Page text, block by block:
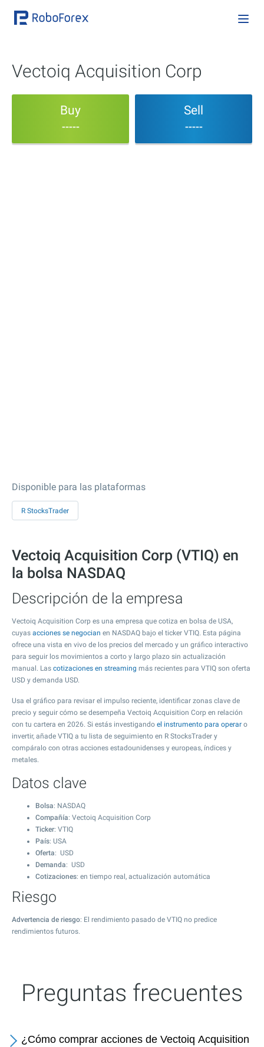
Vectoiq Acquisition Corp
Buy
-----
Sell
-----
Disponible para las plataformas
R StocksTrader
Vectoiq Acquisition Corp (VTIQ) en
la bolsa NASDAQ
Descripción de la empresa
Vectoiq Acquisition Corp es una empresa que cotiza en bolsa de USA,
cuyas acciones se negocian en NASDAQ bajo el ticker VTIQ. Esta página
ofrece una vista en vivo de los precios del mercado y un gráfico interactivo
para seguir los movimientos a corto y largo plazo sin actualización
manual. Las cotizaciones en streaming más recientes para VTIQ son oferta
USD y demanda USD.
Usa el gráfico para revisar el impulso reciente, identificar zonas clave de
precio y seguir cómo se desempeña Vectoiq Acquisition Corp en relación
con tu cartera en 2026. Si estás investigando el instrumento para operar o
invertir, añade VTIQ a tu lista de seguimiento en R StocksTrader y
compáralo con otras acciones estadounidenses y europeas, índices y
metales.
Datos clave
Bolsa: NASDAQ
Compañía: Vectoiq Acquisition Corp
Ticker: VTIQ
País: USA
Oferta: USD
Demanda: USD
Cotizaciones: en tiempo real, actualización automática
Riesgo
Advertencia de riesgo: El rendimiento pasado de VTIQ no predice
rendimientos futuros.
Preguntas frecuentes
¿Cómo comprar acciones de Vectoiq Acquisition